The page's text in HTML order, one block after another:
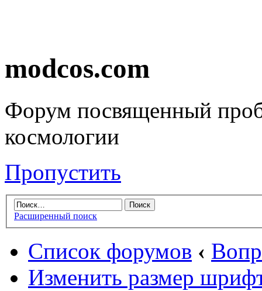
modcos.com
Форум посвященный
космологии
Пропустить
Расширенный поиск
Список форумов ‹
Изменить размер